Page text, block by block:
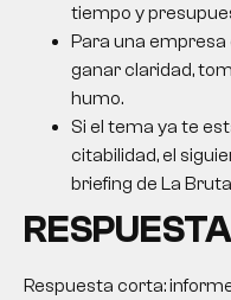
tiempo y
Para una empresa
ganar claridad,
humo.
Si el tema ya te
citabilidad, el
briefing de La
Respuesta corta: